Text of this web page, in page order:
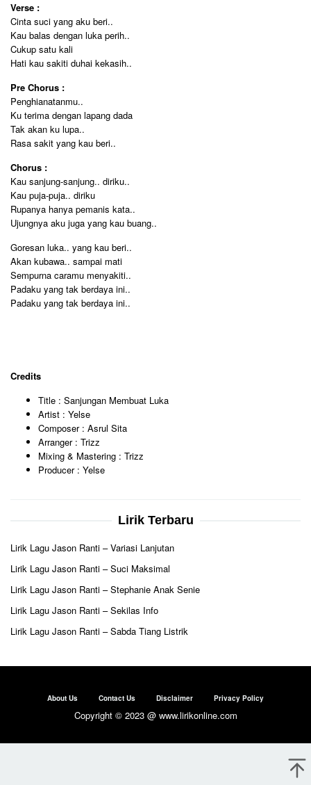
Verse :
Cinta suci yang aku beri..
Kau balas dengan luka perih..
Cukup satu kali
Hati kau sakiti duhai kekasih..
Pre Chorus :
Penghianatanmu..
Ku terima dengan lapang dada
Tak akan ku lupa..
Rasa sakit yang kau beri..
Chorus :
Kau sanjung-sanjung.. diriku..
Kau puja-puja.. diriku
Rupanya hanya pemanis kata..
Ujungnya aku juga yang kau buang..
Goresan luka.. yang kau beri..
Akan kubawa.. sampai mati
Sempurna caramu menyakiti..
Padaku yang tak berdaya ini..
Padaku yang tak berdaya ini..
Credits
Title : Sanjungan Membuat Luka
Artist : Yelse
Composer : Asrul Sita
Arranger : Trizz
Mixing & Mastering : Trizz
Producer : Yelse
Lirik Terbaru
Lirik Lagu Jason Ranti – Variasi Lanjutan
Lirik Lagu Jason Ranti – Suci Maksimal
Lirik Lagu Jason Ranti – Stephanie Anak Senie
Lirik Lagu Jason Ranti – Sekilas Info
Lirik Lagu Jason Ranti – Sabda Tiang Listrik
About Us Contact Us Disclaimer Privacy Policy
Copyright © 2023 @ www.lirikonline.com